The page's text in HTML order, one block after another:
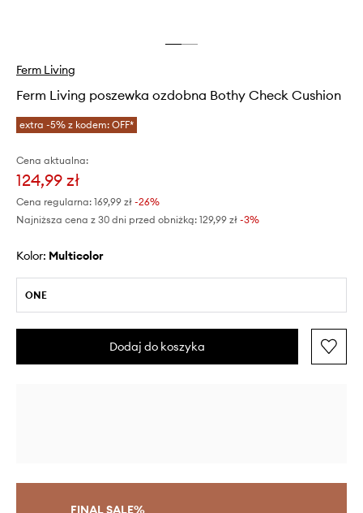
Ferm Living
Ferm Living poszewka ozdobna Bothy Check Cushion
extra -5% z kodem: OFF*
Cena aktualna:
124,99 zł
Cena regularna: 169,99 zł -26%
Najniższa cena z 30 dni przed obniżką: 129,99 zł -3%
Kolor: multicolor
ONE
Dodaj do koszyka
FINAL SALE%